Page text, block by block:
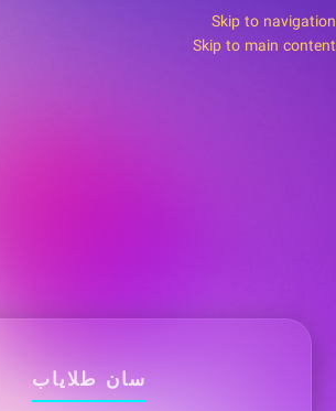
Skip to navigation
Skip to main content
سان طلایاب